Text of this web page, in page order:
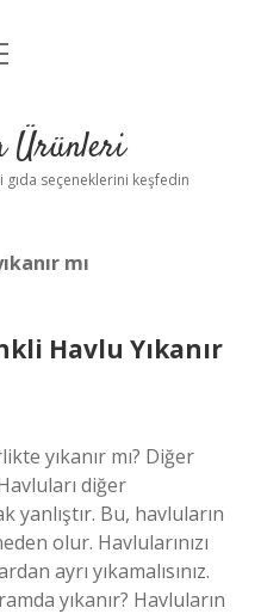
Ürünleri
gıda seçeneklerini keşfedin
mı
Havlu Yıkanır
yıkanır mı? Diğer
diğer
yanlıştır. Bu, havluların
olur. Havlularınızı
ayrı yıkamalısınız.
yıkanır? Havluların